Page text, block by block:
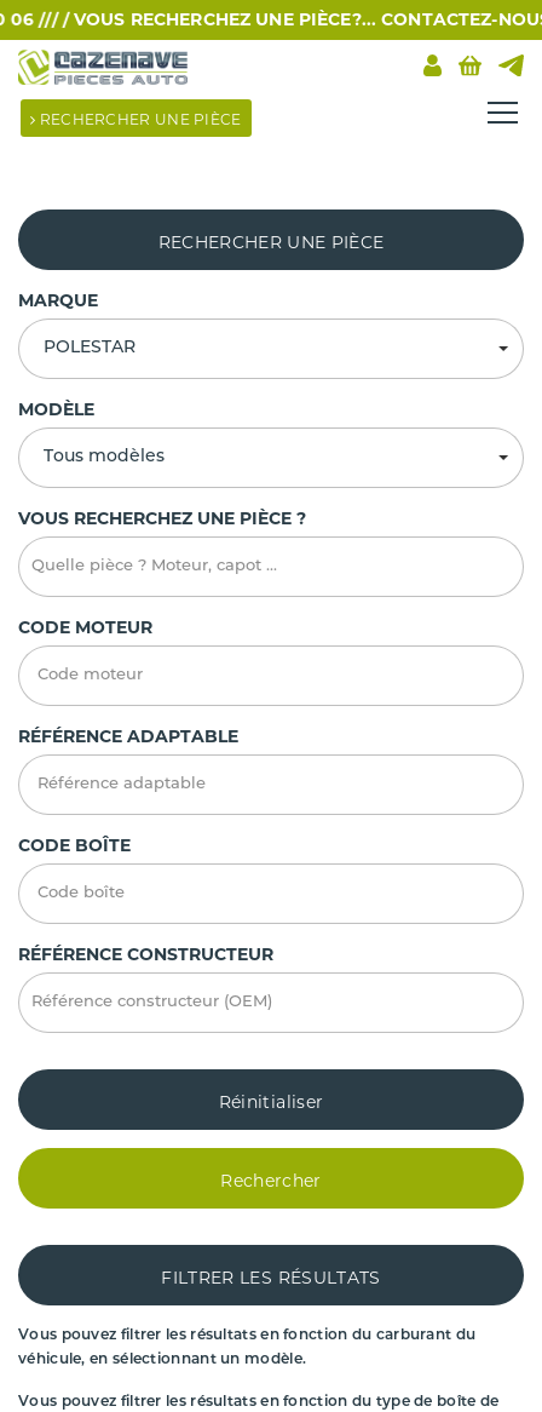
06 /// / VOUS RECHERCHEZ UNE PIÈCE?... CONTACTEZ-
RECHERCHER UNE PIÈCE
RECHERCHER UNE PIÈCE
MARQUE
POLESTAR
MODÈLE
Tous modèles
VOUS RECHERCHEZ UNE PIÈCE ?
CODE MOTEUR
RÉFÉRENCE ADAPTABLE
CODE BOÎTE
RÉFÉRENCE CONSTRUCTEUR
Réinitialiser
Rechercher
FILTRER LES RÉSULTATS
Vous pouvez filtrer les résultats en fonction du carburant du
véhicule, en sélectionnant un modèle.
Vous pouvez filtrer les résultats en fonction du type de boîte de